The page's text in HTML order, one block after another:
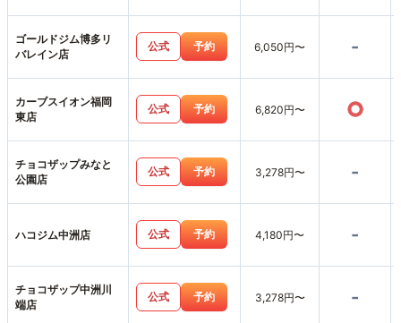
ゴールドジム博多リ
バレイン店
公式 予約 6,050円〜 -
カーブスイオン福岡
東店
公式 予約 6,820円〜 ○
チョコザップみなと
公園店
公式 予約 3,278円〜 -
ハコジム中洲店 公式 予約 4,180円〜 -
チョコザップ中洲川
端店
公式 予約 3,278円〜 -